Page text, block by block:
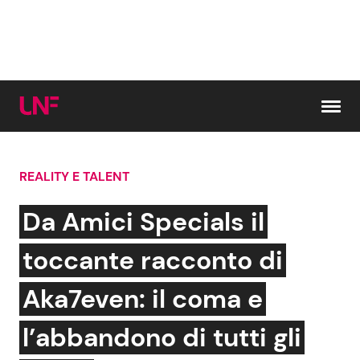
Cerca:
News e Cronaca
Attualità Italiana
Dal Mondo
Gossip e TV
Bellezze VIP
Coppie VIP
REALITY E TALENT
Da Amici Specials il
toccante racconto di
Aka7even: il coma e
l’abbandono di tutti gli